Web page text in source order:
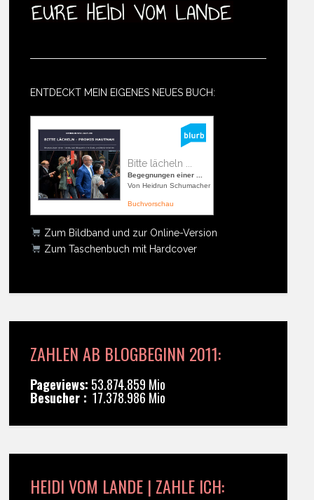
ENTDECKT MEIN EIGENES NEUES BUCH:
Bitte lächeln ...
Begegnungen einer ...
Von Heidrun Schumacher
Buchvorschau
Zum Bildband und zur Online-Version
Zum Taschenbuch mit Hardcover
ZAHLEN AB BLOGBEGINN 2011:
Pageviews: 53.874.859 Mio
Besucher : 17.378.986 Mio
HEIDI VOM LANDE | ZAHLE ICH: